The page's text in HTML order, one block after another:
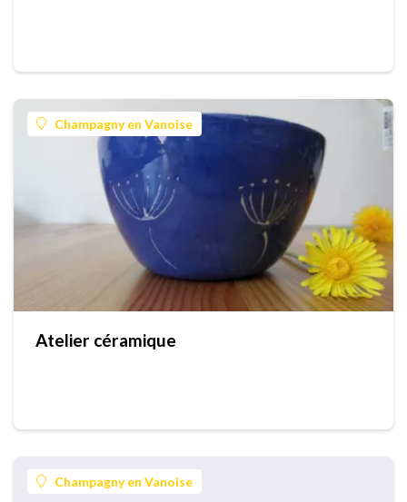
Champagny en Vanoise
Atelier céramique
Champagny en Vanoise